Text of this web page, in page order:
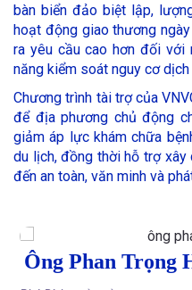
bàn biển đảo biệt lập,
hoạt động giao thương
ra yêu cầu cao hơn đối
năng kiểm soát nguy cơ dịch
Chương trình tài trợ của
để địa phương chủ động
giảm áp lực khám chữa
du lịch, đồng thời hỗ trợ
đến an toàn, văn minh và
Ông Phan Trọng